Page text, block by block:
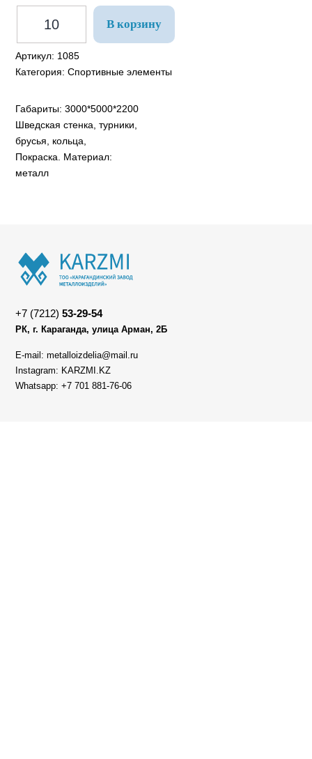
В корзину
Артикул: 1085
Категория:Спортивные элементы
Габариты: 3000*5000*2200
Шведская стенка, турники,
брусья, кольца,
Покраска. Материал:
металл
+7 (7212)53-29-54
РК, г. Караганда, улица Арман, 2Б
E-mail: metalloizdelia@mail.ru
Instagram: KARZMI.KZ
Whatsapp: +7 701 881-76-06